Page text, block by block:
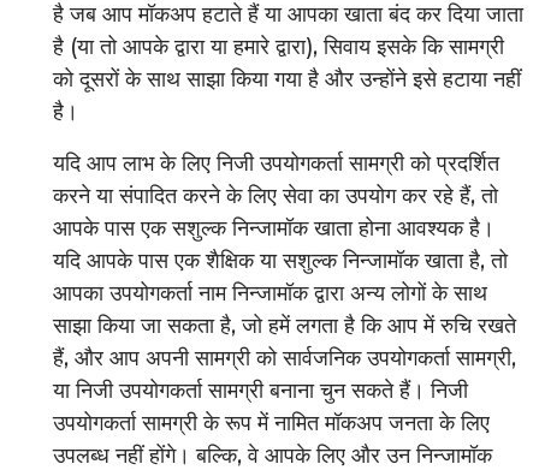
है जब आप मॉकअप हटाते हैं या आपका खाता बंद कर दिया जाता
है (या तो आपके द्वारा या हमारे द्वारा), सिवाय इसके कि सामग्री
को दूसरों के साथ साझा किया गया है और उन्होंने इसे हटाया नहीं
है।
यदि आप लाभ के लिए निजी उपयोगकर्ता सामग्री को प्रदर्शित
करने या संपादित करने के लिए सेवा का उपयोग कर रहे हैं, तो
आपके पास एक सशुल्क निन्जामॉक खाता होना आवश्यक है।
यदि आपके पास एक शैक्षिक या सशुल्क निन्जामॉक खाता है, तो
आपका उपयोगकर्ता नाम निन्जामॉक द्वारा अन्य लोगों के साथ
साझा किया जा सकता है, जो हमें लगता है कि आप में रुचि रखते
हैं, और आप अपनी सामग्री को सार्वजनिक उपयोगकर्ता सामग्री,
या निजी उपयोगकर्ता सामग्री बनाना चुन सकते हैं। निजी
उपयोगकर्ता सामग्री के रूप में नामित मॉकअप जनता के लिए
उपलब्ध नहीं होंगे। बल्कि, वे आपके लिए और उन निन्जामॉक